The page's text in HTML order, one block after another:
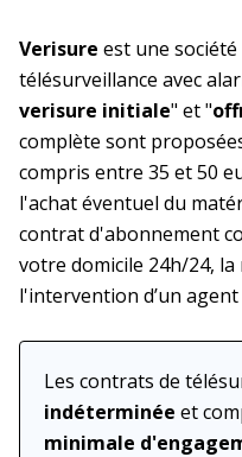
Verisure est une
télésurveillance avec
verisure initiale" et "
complète sont
compris entre 35 et 50
l'achat éventuel du
contrat d'abonnement
votre domicile 24h/24,
l'intervention d’un
Les contrats de
indéterminée et
minimale